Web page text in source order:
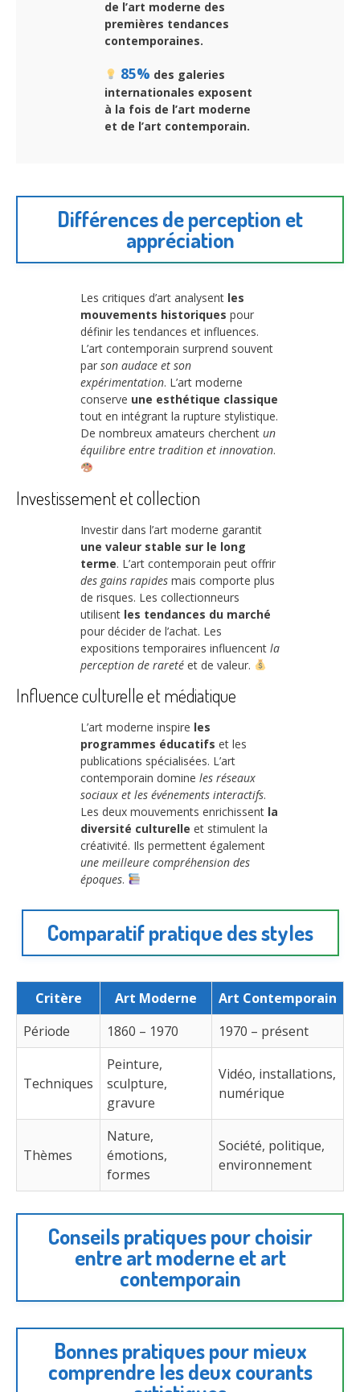
de l’art moderne des
premières tendances
contemporaines.
85% des galeries
internationales exposent
à la fois de l’art moderne
et de l’art contemporain.
Différences de perception et
appréciation
Les critiques d’art analysent les
mouvements historiques pour
définir les tendances et influences.
L’art contemporain surprend souvent
par son audace et son
expérimentation. L’art moderne
conserve une esthétique classique
tout en intégrant la rupture stylistique.
De nombreux amateurs cherchent un
équilibre entre tradition et innovation.
Investissement et collection
Investir dans l’art moderne garantit
une valeur stable sur le long
terme. L’art contemporain peut offrir
des gains rapides mais comporte plus
de risques. Les collectionneurs
utilisent les tendances du marché
pour décider de l’achat. Les
expositions temporaires influencent la
perception de rareté et de valeur.
Influence culturelle et médiatique
L’art moderne inspire les
programmes éducatifs et les
publications spécialisées. L’art
contemporain domine les réseaux
sociaux et les événements interactifs.
Les deux mouvements enrichissent la
diversité culturelle et stimulent la
créativité. Ils permettent également
une meilleure compréhension des
époques.
Comparatif pratique des styles
Critère Art Moderne
Art Contemporain
Période
1860 – 1970 1970 – présent
Techniques
Peinture,
sculpture,
gravure
Vidéo, installations,
numérique
Thèmes
Nature,
émotions,
formes
Société, politique,
environnement
Conseils pratiques pour choisir
entre art moderne et art
contemporain
Bonnes pratiques pour mieux
comprendre les deux courants